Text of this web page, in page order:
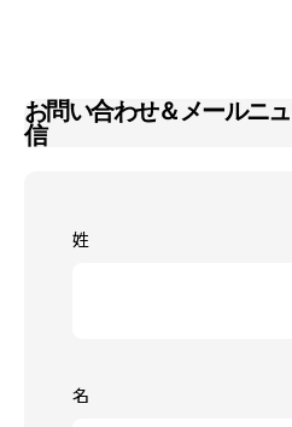
お問い合わせ＆メールニ
信
姓
名